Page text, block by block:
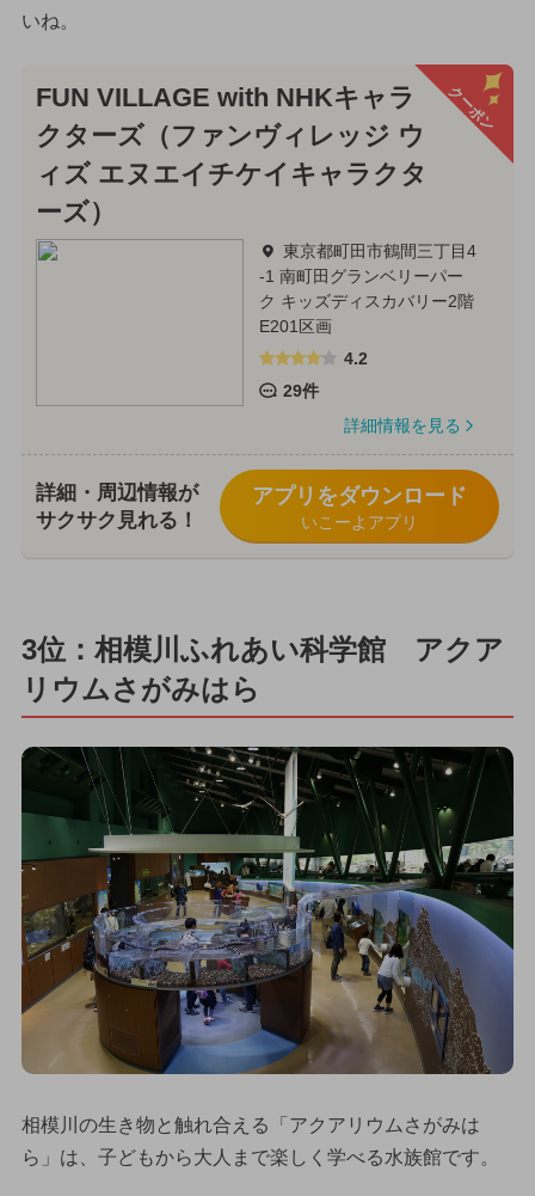
いね。
クーポン
FUN VILLAGE with NHKキャラ
クターズ（ファンヴィレッジ ウ
ィズ エヌエイチケイキャラクタ
ーズ）
東京都町田市鶴間三丁目4
-1 南町田グランベリーパー
ク キッズディスカバリー2階
E201区画
4.2
29件
詳細情報を見る
詳細・周辺情報が
サクサク見れる！
アプリをダウンロード
いこーよアプリ
3位：相模川ふれあい科学館 アクア
リウムさがみはら
相模川の生き物と触れ合える「アクアリウムさがみは
ら」は、子どもから大人まで楽しく学べる水族館です。